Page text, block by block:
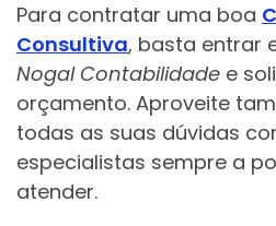
Para contratar uma boa
Consultiva, basta entrar
Nogal Contabilidade e
orçamento. Aproveite
todas as suas dúvidas
especialistas sempre a
atender.